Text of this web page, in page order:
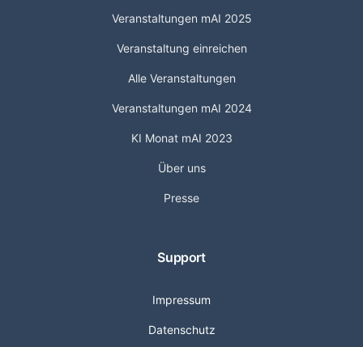
Veranstaltungen mAI 2025
Veranstaltung einreichen
Alle Veranstaltungen
Veranstaltungen mAI 2024
KI Monat mAI 2023
Über uns
Presse
Support
Impressum
Datenschutz